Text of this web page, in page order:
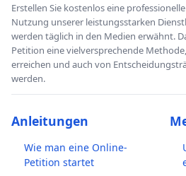
Erstellen Sie kostenlos eine
Nutzung unserer leistungsstarken
werden täglich in den Medien erwähnt.
Petition eine vielversprechende
erreichen und auch von
werden.
Anleitungen
Wie man eine Online-
Petition startet